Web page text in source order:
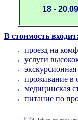
18 -
В стоимость входит:
проезд на
услуги
проживание в
медицинская
питание по